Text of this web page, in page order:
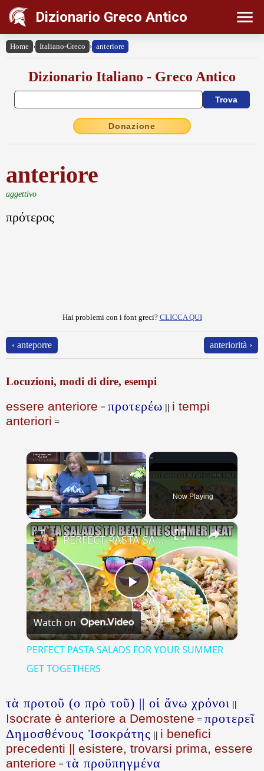
Dizionario Greco Antico
Home › Italiano-Greco › anteriore
Dizionario Italiano - Greco Antico
Donazione
anteriore
aggettivo
πρότερος
Hai problemi con i font greci? CLICCA QUI
‹ anteporre anteriorità ›
Locuzioni, modi di dire, esempi
essere anteriore = προτερέω || i tempi
anteriori =
×
Play Unmute Fullscreen
Now Playing
×
Play
Video
PERFECT PASTA SALADS FOR YOUR SUMMER GET TOGETHERS
Watch on
PERFECT PASTA SALADS FOR YOUR SUMMER
GET TOGETHERS
τὰ προτοῦ (o πρὸ τοῦ) || οἱ ἄνω χρόνοι ||
Isocrate è anteriore a Demostene = προτερεῖ
Δημοσθένους Ἰσοκράτης || i benefici
precedenti || esistere, trovarsi prima, essere
anteriore = τὰ προϋπηγμένα